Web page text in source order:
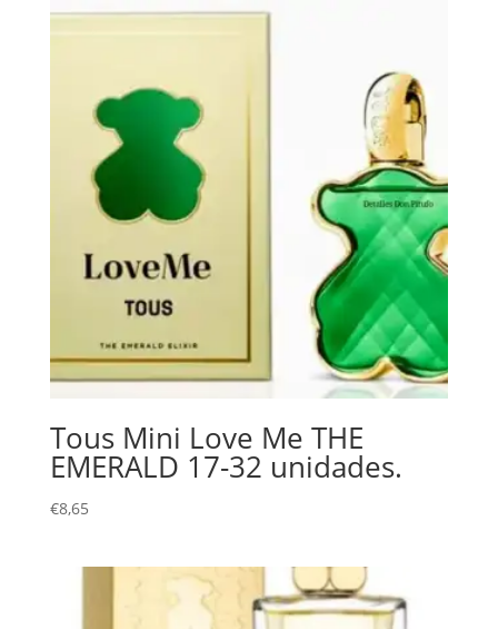
Tous Mini Love Me THE
EMERALD 17-32 unidades.
€8,65